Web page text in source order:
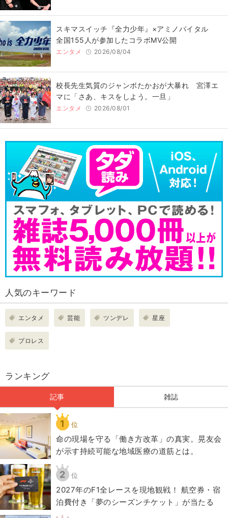
スキマスイッチ『全力少年』×アミノバイタル
全国155人が参加したコラボMV公開
エンタメ 2026/08/04
校長先生気質のジャンボたかおが大暴れ 宮澤エ
マに「さあ、キスをしよう。一旦」
エンタメ 2026/08/01
人気のキーワード
エンタメ 芸能 ツンデレ 星座
プロレス
ランキング
記事 雑誌
1 位
​命の現場を守る「働き方改革」の真実。晃友会
が示す持続可能な地域医療の道筋とは。
2 位
2027年のF1全レースを現地観戦！ 航空券・宿
泊費付き「夢のシーズンチケット」が当たる